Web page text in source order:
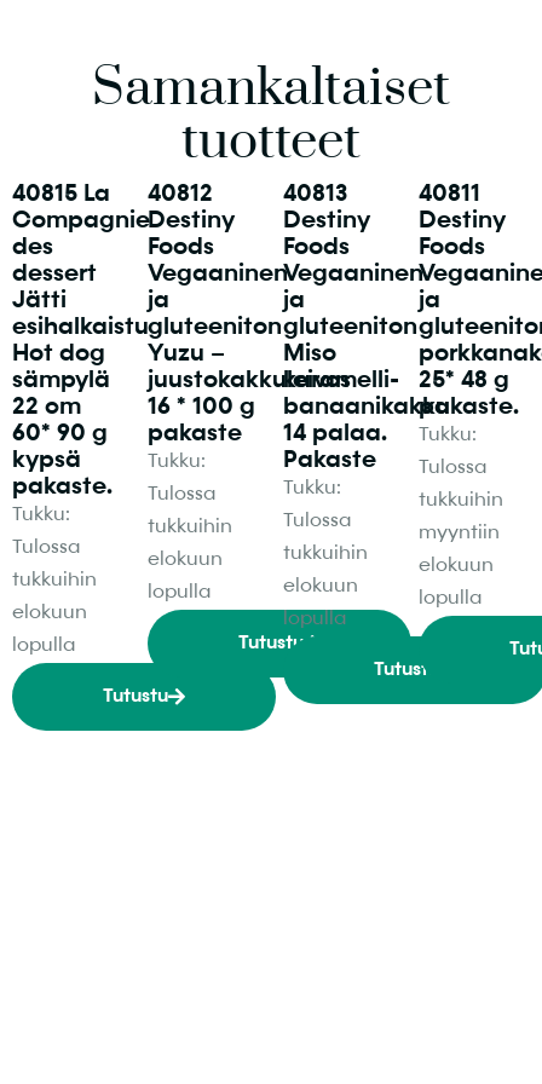
Samankaltaiset
tuotteet
40815 La
Compagnie
des
dessert
Jätti
esihalkaistu
Hot dog
sämpylä
22 cm
60* 90 g
kypsä
pakaste.
Tukku:
Tulossa
tukkuihin
elokuun
lopulla
Tutustu
40812
Destiny
Foods
Vegaaninen
ja
gluteeniton
Yuzu –
juustokakkuleivos
16 * 100 g
pakaste
Tukku:
Tulossa
tukkuihin
elokuun
lopulla
Tutustu
40813
Destiny
Foods
Vegaaninen
ja
gluteeniton
Miso
karamelli-
banaanikakku
14 palaa.
Pakaste
Tukku:
Tulossa
tukkuihin
elokuun
lopulla
Tutustu
40811
Destiny
Foods
ja
25* 48 g
pakaste.
Tukku:
Tulossa
tukkuihin
myyntiin
elokuun
lopulla